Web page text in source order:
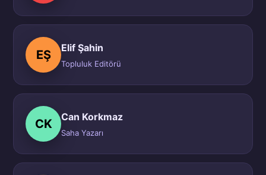
EŞ
Elif Şahin
Topluluk Editörü
CK
Can Korkmaz
Saha Yazarı